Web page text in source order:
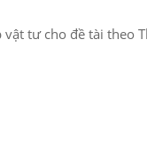
tư cho đề tài